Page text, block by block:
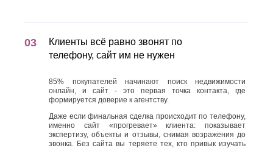
Клиенты всё равно звонят по
телефону, сайт им не нужен
85% покупателей начинают поиск недвижимости
онлайн, и сайт - это первая точка контакта, где
формируется доверие к агентству.
Даже если финальная сделка происходит по телефону,
именно сайт «прогревает» клиента: показывает
экспертизу, объекты и отзывы, снимая возражения до
звонка. Без сайта вы теряете тех, кто привык изучать